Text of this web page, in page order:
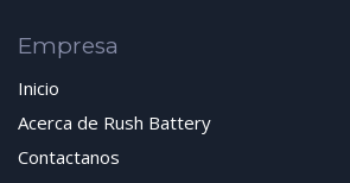
Empresa
Inicio
Acerca de Rush Battery
Contactanos